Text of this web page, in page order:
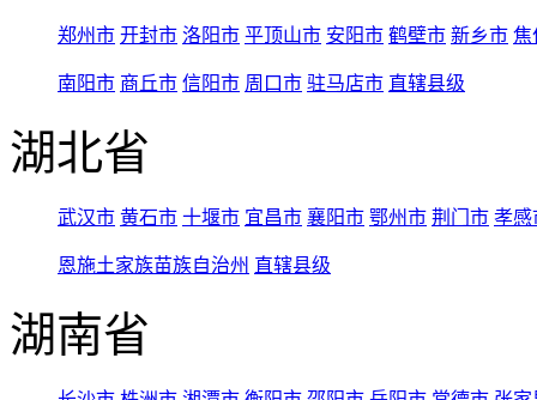
郑州市 开封市 洛阳市 平顶山市 安阳市 鹤壁市 新乡市 焦
南阳市 商丘市 信阳市 周口市 驻马店市 直辖县级
湖北省
武汉市 黄石市 十堰市 宜昌市 襄阳市 鄂州市 荆门市 孝感
恩施土家族苗族自治州 直辖县级
湖南省